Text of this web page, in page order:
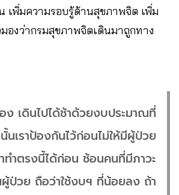
เพิ่มความรอบรู้ด้านสุขภาพจิต เพิ่ม
องว่ากรมสุขภาพจิตเดินมาถูกทาง
เดินไปได้ช้าด้วยงบประมาณที่
นเราป้องกันไว้ก่อนไม่ให้มีผู้ป่วย
าทำตรงนี้ได้ก่อน ช้อนคนที่มีภาวะ
ผู้ป่วย ถือว่าใช้งบฯ ที่น้อยลง ถ้า